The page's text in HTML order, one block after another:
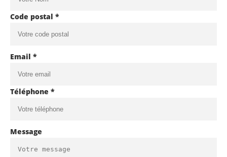
Code postal *
Email *
Téléphone *
Message